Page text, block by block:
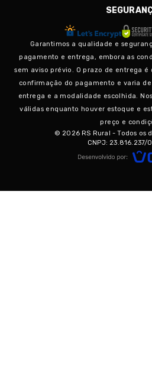
Garantimos a qualidade e
pagamento e entrega, embora as
sem aviso prévio. O prazo de entrega
confirmação do pagamento e varia
entrega e a modalidade escolhida.
válidas enquanto houver estoque e
preço e
© 2026 RS Rural - Todos os
CNPJ: 23.816.237/